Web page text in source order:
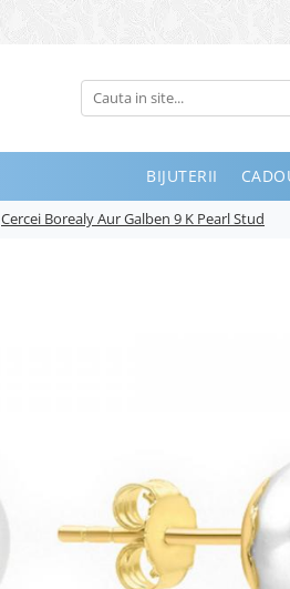
BIJUTERII
Cercei Borealy Aur Galben 9 K Pearl Stud